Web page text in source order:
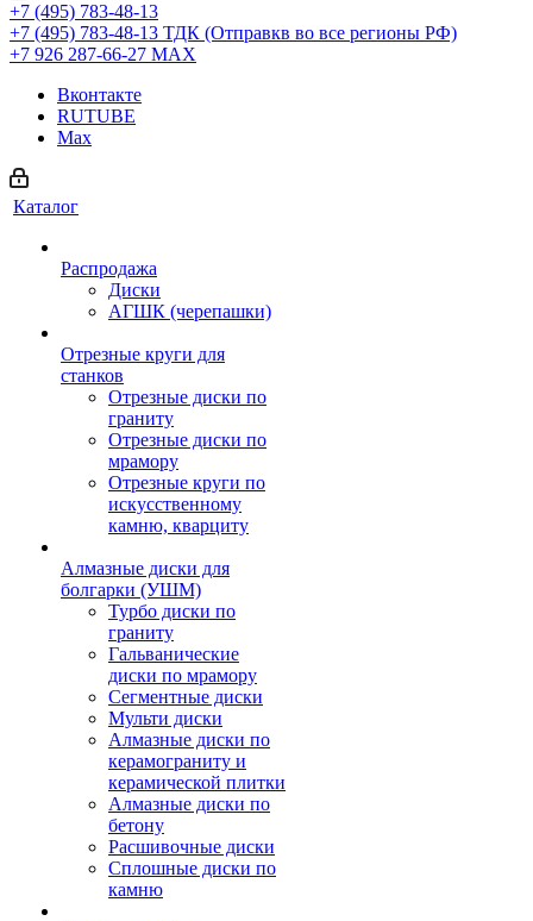
+7 (495) 783-48-13
+7 (495) 783-48-13 ТДК (Отправкв во все регионы РФ)
+7 926 287-66-27 МАХ
Вконтакте
RUTUBE
Max
Каталог
Распродажа
Диски
АГШК (черепашки)
Отрезные круги для
станков
Отрезные диски по
граниту
Отрезные диски по
мрамору
Отрезные круги по
искусственному
камню, кварциту
Алмазные диски для
болгарки (УШМ)
Турбо диски по
граниту
Гальванические
диски по мрамору
Сегментные диски
Мульти диски
Алмазные диски по
керамограниту и
керамической плитки
Алмазные диски по
бетону
Расшивочные диски
Сплошные диски по
камню